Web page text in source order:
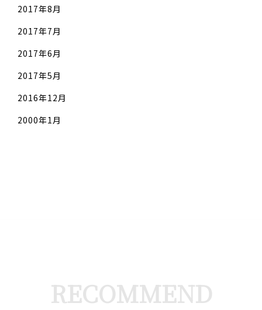
2017年8月
2017年7月
2017年6月
2017年5月
2016年12月
2000年1月
RECOMMEND